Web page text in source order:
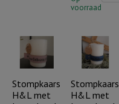
huis
een
aantal
voorraad
band
-
Je
bent
Stompkaars
H&L met
Stompkaars
H&L met